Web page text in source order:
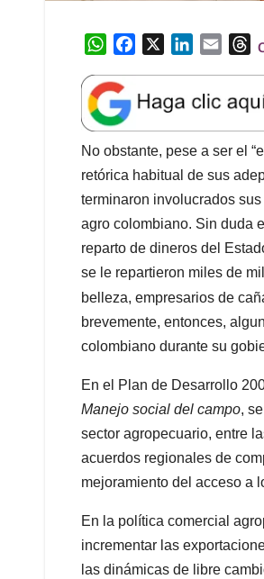
W
a
t
s
A
p
p
e
b
o
o
k
k
e
d
I
n
l
T
e
a
d
s
No obstante, pese a ser el
retórica habitual de sus
terminaron involucrados
agro colombiano. Sin duda
reparto de dineros del
se le repartieron miles de
belleza, empresarios de
brevemente, entonces,
colombiano durante su
En el Plan de Desarrollo
Manejo social del campo,
sector agropecuario, entre
acuerdos regionales de
mejoramiento del acceso a
En la política comercial
incrementar las
las dinámicas de libre